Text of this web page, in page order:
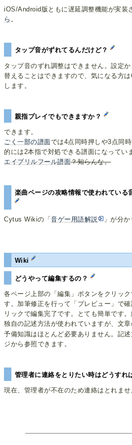
iOS/Android版ともに遅延調整機能が実装
ら 。
タップ音がずれてるんだけど？
タップ音のずれ調整はできません。設定
替えることはできますので、気になる方
します。
親指プレイでもできますか？
できます。
ごく一部の譜面では4点同時押しや3点同
的には2本指で対処できる譜面になってい
エイプリルフール譜面？知らんな。
楽曲ページの攻略情報で使われている
Cytus Wikiの「音ゲー用語解説 」が分
Wiki
どうやって編集するの？
各ページ上部の「編集」ボタンをクリッ
す。加筆修正を行って「プレビュー」で
リックで編集完了です。とても簡単です
独自の記述方法が使われていますが、文
予備知識はほとんど必要ありません。記
ジから参照できます。
管理者に連絡をとりたい時はどうすれ
現在、管理者が不在のため連絡はとれませ